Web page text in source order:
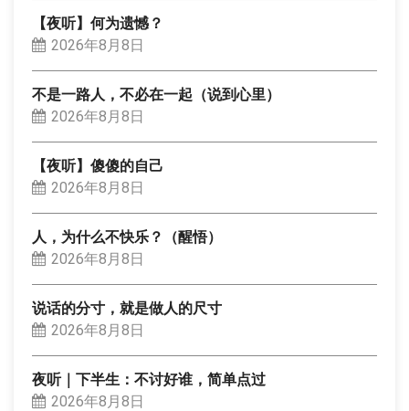
【夜听】何为遗憾？
2026年8月8日
不是一路人，不必在一起（说到心里）
2026年8月8日
【夜听】傻傻的自己
2026年8月8日
人，为什么不快乐？（醒悟）
2026年8月8日
说话的分寸，就是做人的尺寸
2026年8月8日
夜听｜下半生：不讨好谁，简单点过
2026年8月8日